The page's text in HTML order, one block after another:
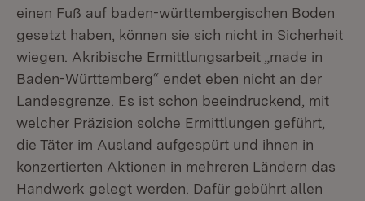
einen Fuß auf baden-württembergischen Boden
gesetzt haben, können sie sich nicht in Sicherheit
wiegen. Akribische Ermittlungsarbeit „made in
Baden-Württemberg“ endet eben nicht an der
Landesgrenze. Es ist schon beeindruckend, mit
welcher Präzision solche Ermittlungen geführt,
die Täter im Ausland aufgespürt und ihnen in
konzertierten Aktionen in mehreren Ländern das
Handwerk gelegt werden. Dafür gebührt allen